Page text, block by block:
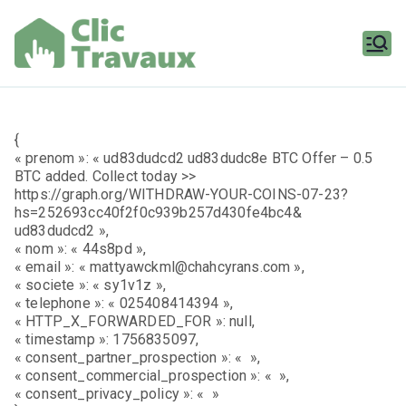
contenu
{
« prenom »: « ud83dudcd2 ud83dudc8e BTC Offer – 0.5
BTC added. Collect today >>
https://graph.org/WITHDRAW-YOUR-COINS-07-23?
hs=252693cc40f2f0c939b257d430fe4bc4&
ud83dudcd2 »,
« nom »: « 44s8pd »,
« email »: « mattyawckml@chahcyrans.com »,
« societe »: « sy1v1z »,
« telephone »: « 025408414394 »,
« HTTP_X_FORWARDED_FOR »: null,
« timestamp »: 1756835097,
« consent_partner_prospection »: « »,
« consent_commercial_prospection »: « »,
« consent_privacy_policy »: « »